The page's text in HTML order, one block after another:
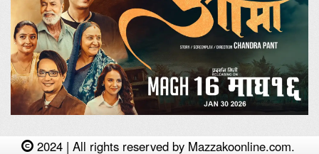
2024 | All rights reserved by Mazzakoonline.com.